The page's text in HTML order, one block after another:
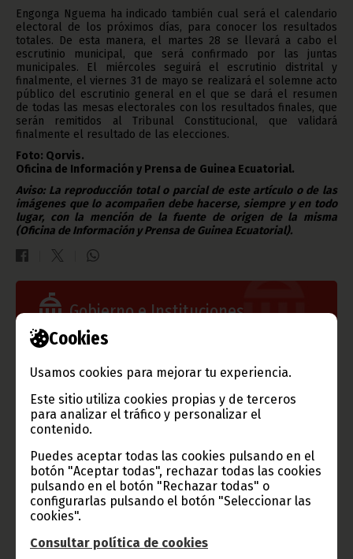
Cookies
Usamos cookies para mejorar tu experiencia.
Este sitio utiliza cookies propias y de terceros
para analizar el tráfico y personalizar el
contenido.
Puedes aceptar todas las cookies pulsando en el
botón "Aceptar todas", rechazar todas las cookies
pulsando en el botón "Rechazar todas" o
configurarlas pulsando el botón "Seleccionar las
cookies".
Consultar política de cookies
Engonga Nguema ha indicado también cual será el calendario
electoral de los próximos días, para conocer los resultados
totales. De esta manera, el martes 28 se llevará a cabo el
escrutinio municipal, que será confirmado por las juntas
municipales. El miércoles seguirá el escrutinio distrital y
finalmente, el viernes 31 de mayo se realizará el solemne acto
público del escrutinio general en el que se dará el resumen
de todas las mesas electorales con los resultados finales, que
serán remitidos al Tribunal Constitucional, que validará
finalmente el resultado de las elecciones.
Foto: Qorvis.
Oficina de Información y Prensa de Guinea Ecuatorial.
Aviso: La reproducción total o parcial de este artículo o de las
imágenes que lo acompañen debe hacerse, siempre y en todo
lugar, con la mención de la fuente de origen de la misma
(Oficina de Información y Prensa de Guinea Ecuatorial).
Gobierno e Instituciones
Información de Guinea Ecuatorial
TVGE
Radio Nacional de Guinea